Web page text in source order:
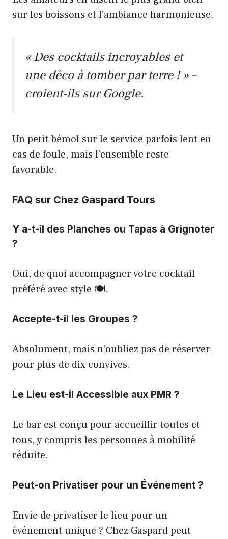
sur les boissons et l’ambiance harmonieuse.
« Des cocktails incroyables et
une déco à tomber par terre ! » –
croient-ils sur Google.
Un petit bémol sur le service parfois lent en
cas de foule, mais l’ensemble reste
favorable.
FAQ sur Chez Gaspard Tours
Y a-t-il des Planches ou Tapas à Grignoter
?
Oui, de quoi accompagner votre cocktail
préféré avec style 🍽️.
Accepte-t-il les Groupes ?
Absolument, mais n’oubliez pas de réserver
pour plus de dix convives.
Le Lieu est-il Accessible aux PMR ?
Le bar est conçu pour accueillir toutes et
tous, y compris les personnes à mobilité
réduite.
Peut-on Privatiser pour un Événement ?
Envie de privatiser le lieu pour un
événement unique ? Chez Gaspard peut